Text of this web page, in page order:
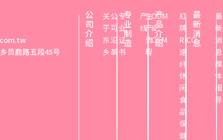
员鹿路五段45号
公
司
介
绍
关
于
东
乡
公
司
沿
革
专
业
证
书
专
业
制
造
产
线
生
产
流
程
ODM
&
OEM
产
品
介
绍
紅
牌
RICO
速
纤
休
闲
食
品
保
健
最
新
消
息
最
新
消
息
媒
体
报
导